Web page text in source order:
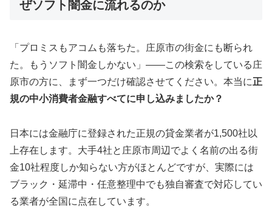
ぜソフト闇金に流れるのか
「プロミスもアコムも落ちた。庄原市の街金にも断られ
た。もうソフト闇金しかない」——この検索をしている庄
原市の方に、まず一つだけ確認させてください。本当に正
規の中小消費者金融すべてに申し込みましたか？
日本には金融庁に登録された正規の貸金業者が1,500社以
上存在します。大手4社と庄原市周辺でよく名前の出る街
金10社程度しか知らない方がほとんどですが、実際には
ブラック・延滞中・任意整理中でも独自審査で対応してい
る業者が全国に点在しています。